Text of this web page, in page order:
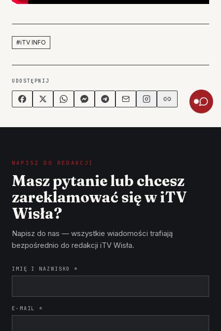
#iTV INFO
UDOSTĘPNIJ
NAPISZ DO REDAKCJI
Masz pytanie lub chcesz
zareklamować się w iTV
Wisła?
Napisz do nas — wszystkie wiadomości trafiają
bezpośrednio do redakcji iTV Wisła.
IMIĘ I NAZWISKO *
E-MAIL *